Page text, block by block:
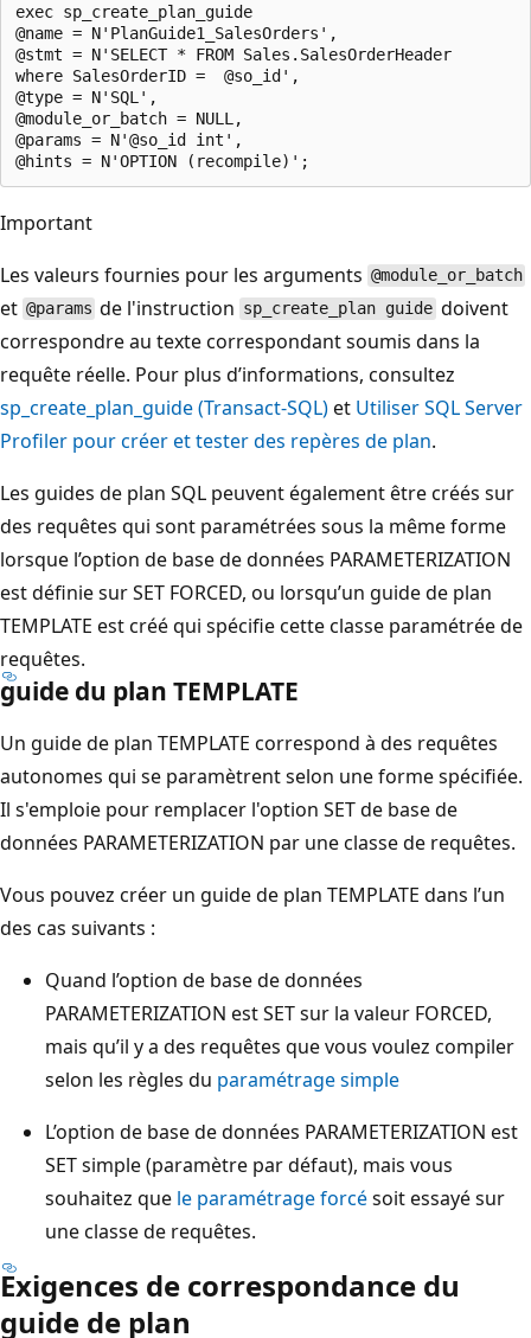
exec sp_create_plan_guide
@name = N'PlanGuide1_SalesOrders',
@stmt = N'SELECT * FROM Sales.SalesOrderHeader
where SalesOrderID =  @so_id',
@type = N'SQL',
@module_or_batch = NULL,
@params = N'@so_id int',
Important
Les valeurs fournies pour les arguments @module_or_batch
et @params de l'instruction sp_create_plan guide doivent
correspondre au texte correspondant soumis dans la
requête réelle. Pour plus d’informations, consultez
sp_create_plan_guide (Transact-SQL)et Utiliser SQL Server
Profiler pour créer et tester des repères de plan.
Les guides de plan SQL peuvent également être créés sur
des requêtes qui sont paramétrées sous la même forme
lorsque l’option de base de données PARAMETERIZATION
est définie sur SET FORCED, ou lorsqu’un guide de plan
TEMPLATE est créé qui spécifie cette classe paramétrée de
requêtes.
guide du plan TEMPLATE
Un guide de plan TEMPLATE correspond à des requêtes
autonomes qui se paramètrent selon une forme spécifiée.
Il s'emploie pour remplacer l'option SET de base de
données PARAMETERIZATION par une classe de requêtes.
Vous pouvez créer un guide de plan TEMPLATE dans l’un
des cas suivants :
Quand l’option de base de données
PARAMETERIZATION est SET sur la valeur FORCED,
mais qu’il y a des requêtes que vous voulez compiler
selon les règles du paramétrage simple
L’option de base de données PARAMETERIZATION est
SET simple (paramètre par défaut), mais vous
souhaitez que le paramétrage forcésoit essayé sur
une classe de requêtes.
Exigences de correspondance du
guide de plan